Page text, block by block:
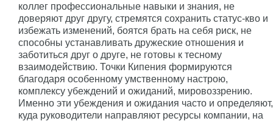
коллег профессиональные навыки и знания, не
доверяют друг другу, стремятся сохранить статус-кво и
избежать изменений, боятся брать на себя риск, не
способны устанавливать дружеские отношения и
заботиться друг о друге, не готовы к тесному
взаимодействию. Точки Кипения формируются
благодаря особенному умственному настрою,
комплексу убеждений и ожиданий, мировоззрению.
Именно эти убеждения и ожидания часто и определяют,
куда руководители направляют ресурсы компании, на